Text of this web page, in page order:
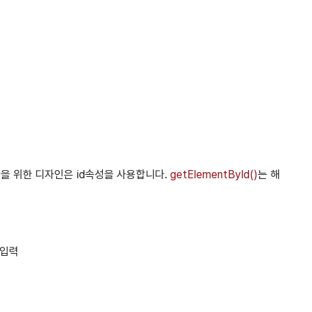
위한 디자인은 id속성을 사용합니다.getElementById()는 해
력